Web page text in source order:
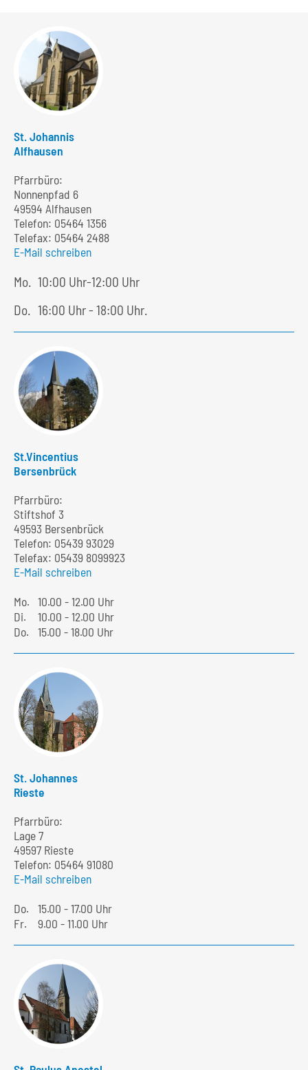
St. Johannis
Alfhausen
Pfarrbüro:
Nonnenpfad 6
49594 Alfhausen
Telefon: 05464 1356
Telefax: 05464 2488
E-Mail schreiben
Mo. 10:00 Uhr-12:00 Uhr
Do. 16:00 Uhr - 18:00 Uhr.
St.Vincentius
Bersenbrück
Pfarrbüro:
Stiftshof 3
49593 Bersenbrück
Telefon: 05439 93029
Telefax: 05439 8099923
E-Mail schreiben
Mo. 10.00 - 12.00 Uhr
Di.
10.00 - 12.00 Uhr
Do.
15.00 - 18.00 Uhr
St. Johannes
Rieste
Pfarrbüro:
Lage 7
49597 Rieste
Telefon: 05464 91080
E-Mail schreiben
Do.
15.00 - 17.00 Uhr
Fr.
9.00 - 11.00 Uhr